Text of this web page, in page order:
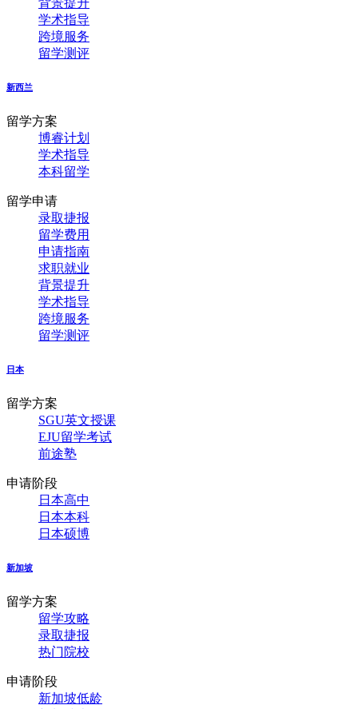
背景提升
学术指导
跨境服务
留学测评
新西兰
留学方案
博睿计划
学术指导
本科留学
留学申请
录取捷报
留学费用
申请指南
求职就业
背景提升
学术指导
跨境服务
留学测评
日本
留学方案
SGU英文授课
EJU留学考试
前途塾
申请阶段
日本高中
日本本科
日本硕博
新加坡
留学方案
留学攻略
录取捷报
热门院校
申请阶段
新加坡低龄